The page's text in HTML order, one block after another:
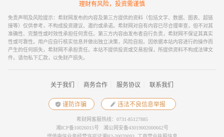
理财有风险，投资需谨慎
免责声明及风险提示：希财网发布的内容及第三方提供的资料（包括文字、数据、图表、超链
接等）仅供参考，不构成投资建议、邀约或承诺。希财网对自有内容已尽合理审查，但不对其
准确性、完整性或时效性承担任何责任。第三方内容由发布者自行负责，希财网不保证其真实
性或可靠性。用户应自行核实信息并做出独立决策，风险自担。因依据本站内容进行的操作而
产生的任何损失，希财网不承担责任。本站不提供投资或交易担保，所提供资料不构成法律文
件。请勿私下汇款，以免财产损失。
关于我们 商务合作 服务协议 联系我们
谨防诈骗 违法不良信息举报
希财网客服热线：0731-85127885
湘ICP备10026015号
湘公网安备43019002000662号